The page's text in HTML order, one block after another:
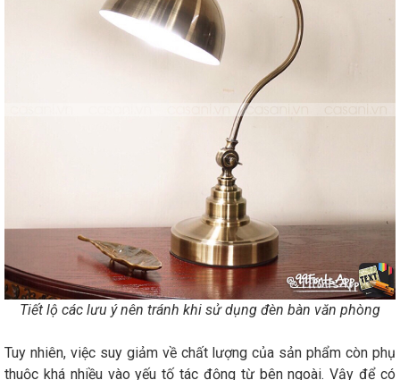
Tiết lộ các lưu ý nên tránh khi sử dụng đèn bàn văn phòng
Tuy nhiên, việc suy giảm về chất lượng của sản phẩm còn phụ
thuộc khá nhiều vào yếu tố tác động từ bên ngoài. Vậy để có